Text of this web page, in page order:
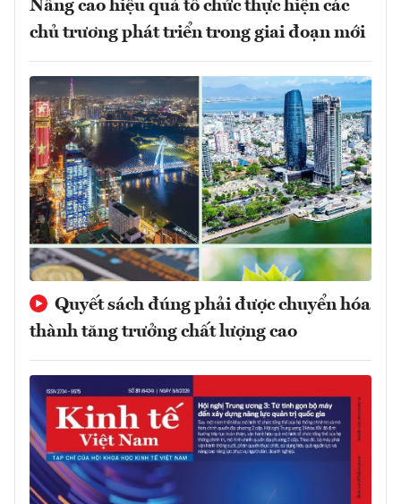
Nâng cao hiệu quả tổ chức thực hiện các
chủ trương phát triển trong giai đoạn mới
Quyết sách đúng phải được chuyển hóa
thành tăng trưởng chất lượng cao